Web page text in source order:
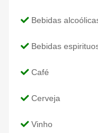
Bebidas
Bebidas
Café
Cerveja
Vinho